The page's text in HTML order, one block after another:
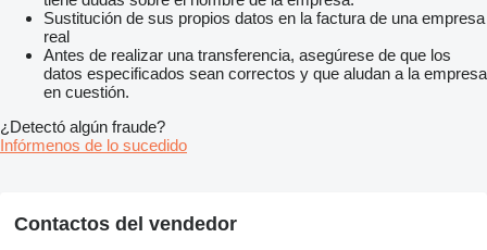
Sustitución de sus propios datos en la factura de una empresa
real
Antes de realizar una transferencia, asegúrese de que los
datos especificados sean correctos y que aludan a la empresa
en cuestión.
¿Detectó algún fraude?
Infórmenos de lo sucedido
Contactos del vendedor